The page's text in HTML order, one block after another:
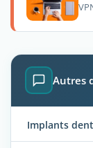
Autres
Implants